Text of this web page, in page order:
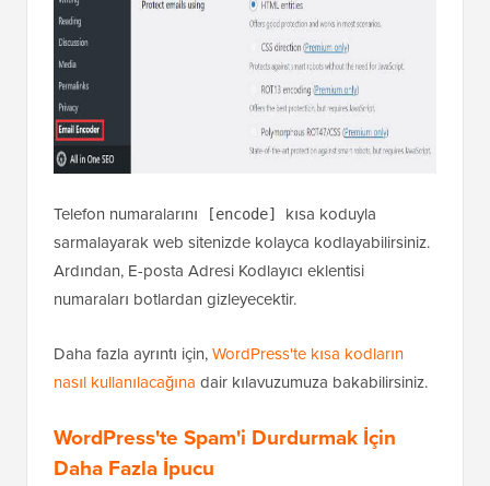
Telefon numaralarını [encode]
kısa koduyla
sarmalayarak web sitenizde kolayca kodlayabilirsiniz.
Ardından, E-posta Adresi Kodlayıcı eklentisi
numaraları botlardan gizleyecektir.
Daha fazla ayrıntı için,WordPress'te kısa kodların
nasıl kullanılacağına dair kılavuzumuza bakabilirsiniz.
WordPress'te Spam'i Durdurmak İçin
Daha Fazla İpucu